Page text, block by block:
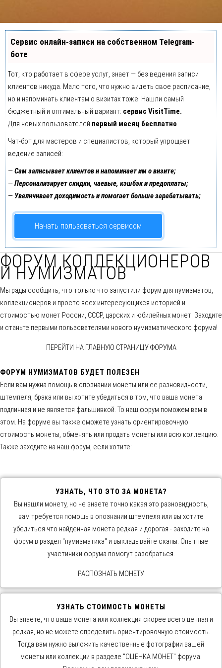
Сервис онлайн-записи на собственном Telegram-
боте
Тот, кто работает в сфере услуг, знает — без ведения записи
клиентов никуда. Мало того, что нужно видеть свое расписание,
но и напоминать клиентам о визитах тоже. Нашли самый
бюджетный и оптимальный вариант: сервис VisitTime.
Для новых пользователей первый месяц бесплатно.
Чат-бот для мастеров и специалистов, который упрощает
ведение записей:
—Сам записывает клиентов и напоминает им о визите;
—Персонализирует скидки, чаевые, кэшбэк и предоплаты;
— Увеличивает доходимость и помогает больше зарабатывать;
Начать пользоваться сервисом
ФОРУМ КОЛЛЕКЦИОНЕРОВ
И НУМИЗМАТОВ
Мы рады сообщить, что только что запустили форум для нумизматов,
коллекционеров и просто всех интересующихся историей и
стоимостью монет России, СССР, царских и юбилейных монет. Заходите
и станьте первыми пользователями нового нумизматического форума!
ПЕРЕЙТИ НА ГЛАВНУЮ СТРАНИЦУ ФОРУМА
ФОРУМ НУМИЗМАТОВ БУДЕТ ПОЛЕЗЕН
Если вам нужна помощь в опознании монеты или ее разновидности,
штемпеля, брака или вы хотите убедиться в том, что ваша монета
подлинная и не является фальшивкой. То наш форум поможем вам в
этом. На форуме вы также сможете узнать ориентировочную
стоимость монеты, обменять или продать монеты или всю коллекцию.
Также заходите на наш форум, если хотите:
УЗНАТЬ, ЧТО ЭТО ЗА МОНЕТА?
Вы нашли монету, но не знаете точно какая это разновидность,
вам требуется помощь в опознании штемпеля или вы хотите
убедиться что найденная монета редкая и дорогая - заходите на
форум в раздел "нумизматика" и выкладывайте сканы. Опытные
участиники форума помогут разобраться.
РАСПОЗНАТЬ МОНЕТУ
УЗНАТЬ СТОИМОСТЬ МОНЕТЫ
Вы знаете, что ваша монета или коллекция скорее всего ценная и
редкая, но не можете определить ориентировочную стоимость.
Тогда вам нужно выложить качественные фотографии вашей
монеты или коллекции в разделе "ОЦЕНКА МОНЕТ" форума.